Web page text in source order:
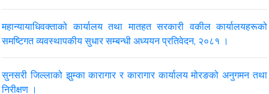
मिति २०८३।०२।२३ र २४ गते कोशी प्रदेशको विराटनगरमा आयोजना हुने
सरकारी वकीलहरूको प्रादेशिक कार्यशाला, २०८३ र चौथो पंचवर्षीय रणनीतिक
योजनाका प्रस्तावित क्रियाकलाप कार्यक्रम सम्बन्धी मनोनयन सम्बन्धमा ।
मिति २०८३।०२।१६ र १७ गते कर्णाली प्रदेशको सुर्खेतमा आयोजना हुने
सरकारी वकीलहरूको प्रादेशिक कार्यशाला, २०८३ र चौथो पंचवर्षीय रणनीतिक
महान्यायाधिवक्ताको कार्यालय तथा मातहत सरकारी वकील कार्यालयहरूको
समष्टिगत व्यवस्थापकीय सुधार सम्बन्धी अध्ययन प्रतिवेदन, २०८१ ।
सुनसरी जिल्लाको झुम्का कारागार र कारागार कार्यालय मोरङको अनुगमन तथा
निरीक्षण ।